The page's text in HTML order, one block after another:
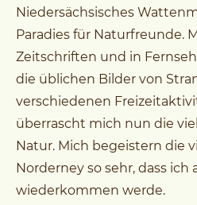
Niedersächsisches
Paradies für Naturfreunde.
Zeitschriften und in
die üblichen Bilder von
verschiedenen
überrascht mich nun die
Natur. Mich begeistern die
Norderney so sehr, dass ich
wiederkommen werde.